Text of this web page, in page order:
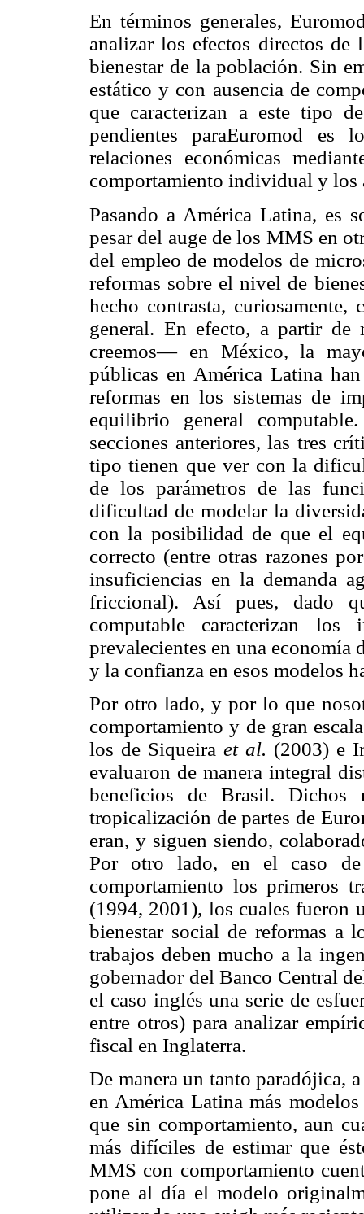
En términos generales,
analizar los efectos directos de
bienestar de la población. Sin
estático y con ausencia de
que caracterizan a este tipo
pendientes paraEuromod es
relaciones económicas
comportamiento individual y los
Pasando a América Latina, es
pesar del auge de los MMS en
del empleo de modelos de
reformas sobre el nivel de
hecho contrasta,
general. En efecto, a partir
creemos— en México, la
públicas en América Latina
reformas en los sistemas de
equilibrio general
secciones anteriores, las tres
tipo tienen que ver con la
de los parámetros de las
dificultad de modelar la
con la posibilidad de que el
correcto (entre otras razones
insuficiencias en la demanda
friccional). Así pues, dado
computable caracterizan los
prevalecientes en una economía
y la confianza en esos modelos
Por otro lado, y por lo que
comportamiento y de gran
los de Siqueira et al. (2003) e
evaluaron de manera integral
beneficios de Brasil. Dichos
tropicalización de partes de
eran, y siguen siendo,
Por otro lado, en el caso de
comportamiento los primeros
(1994, 2001), los cuales fueron
bienestar social de reformas a
trabajos deben mucho a la
gobernador del Banco Central
el caso inglés una serie de
entre otros) para analizar
fiscal en Inglaterra.
De manera un tanto paradójica,
en América Latina más
que sin comportamiento, aun
más difíciles de estimar que
MMS con comportamiento
pone al día el modelo